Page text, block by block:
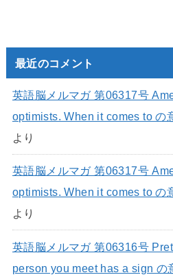
最近のコメント
英語脳メルマガ 第06317号
optimists. When it comes to の
より
英語脳メルマガ 第06317号
optimists. When it comes to の
より
英語脳メルマガ 第06316号
person you meet has a sign の